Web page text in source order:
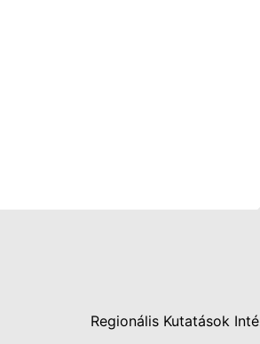
Regionális Kutatások